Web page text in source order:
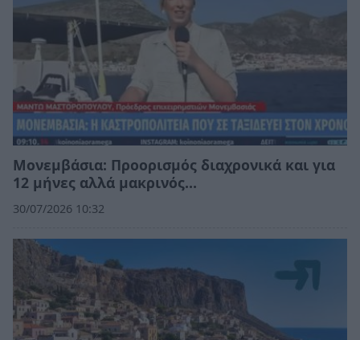
Μονεμβάσια: Προορισμός διαχρονικά και για
12 μήνες αλλά μακρινός…
30/07/2026 10:32